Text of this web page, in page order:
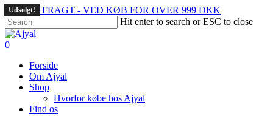
Skip
to
main
content
GRATIS FRAGT - VED KØB FOR OVER 999 DKK
Hit enter to search or ESC to close
Close
Search
search
account
0
Forside
Om Ajyal
Shop
Hvorfor købe hos Ajyal
Find os
Udsolgt!